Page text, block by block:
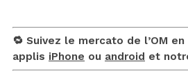
🔁 Suivez le mercato de l’OM
applis iPhone ou android et